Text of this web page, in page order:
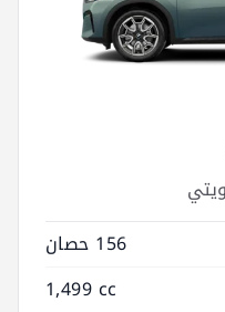
156 حصان
1,499 cc